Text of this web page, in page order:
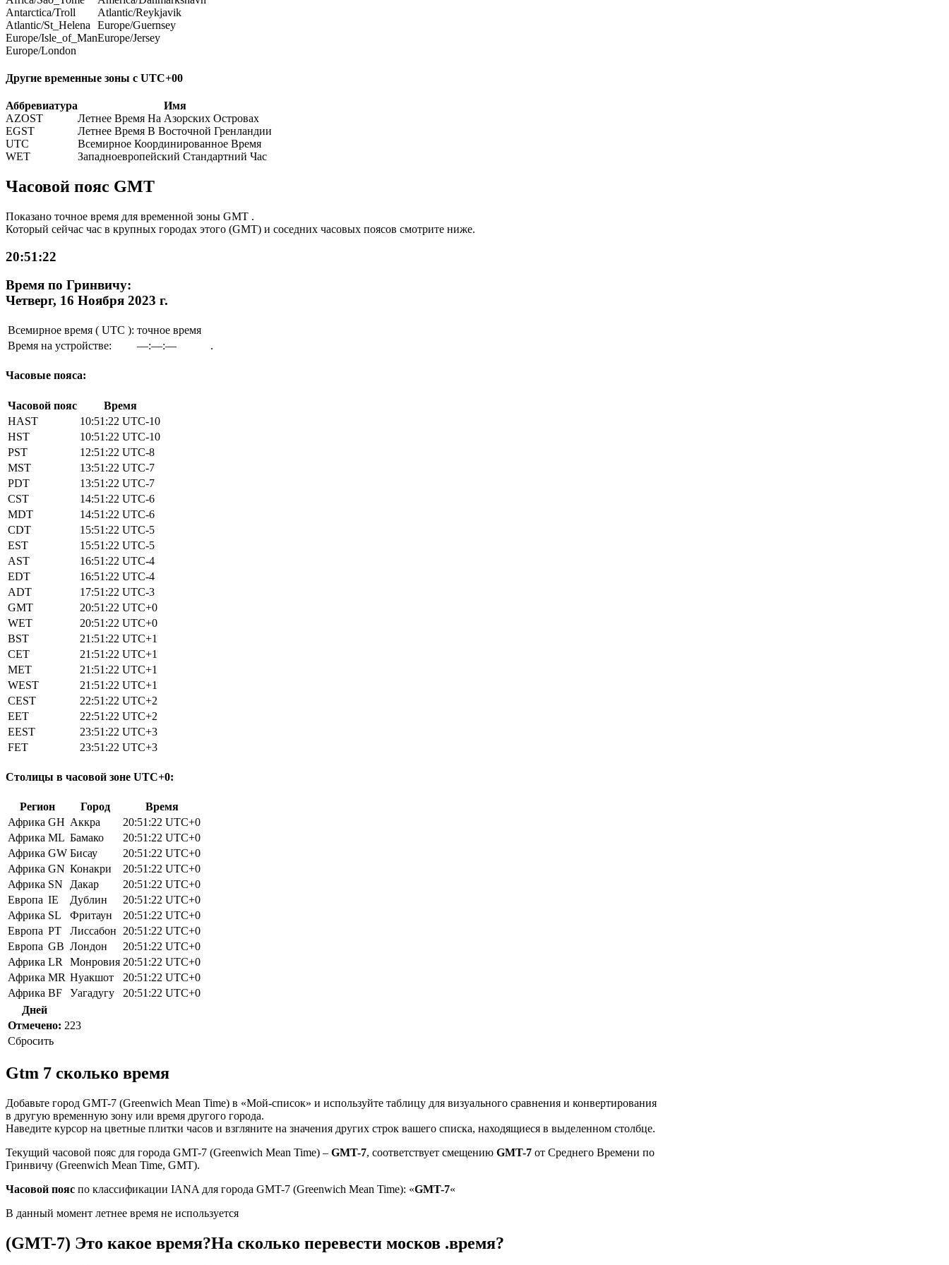
Antarctica/Troll
Atlantic/Reykjavik
Atlantic/St_Helena
Europe/Guernsey
Europe/Isle_of_ManEurope/Jersey
Europe/London
Другие временные зоны c UTC+00
Аббревиатура
Имя
AZOST
Летнее Время На Азорских Островах
EGST
Летнее Время В Восточной Гренландии
UTC
Всемирное Координированное Время
WET
Западноевропейский Стандартний Час
Часовой пояс GMT
Показано точное время для временной зоны GMT .
Который сейчас час в крупных городах этого (GMT) и соседних часовых поясов смотрите ниже.
20:51:22
Время по Гринвичу:
Четверг, 16 Ноября 2023 г.
Всемирное время ( UTC ): точное время
Время на устройстве:
—:—:— .
Часовые пояса:
Часовой пояс
Время
HAST
10:51:22 UTC-10
HST
10:51:22 UTC-10
PST
12:51:22 UTC-8
MST
13:51:22 UTC-7
PDT
13:51:22 UTC-7
CST
14:51:22 UTC-6
MDT
14:51:22 UTC-6
CDT
15:51:22 UTC-5
EST
15:51:22 UTC-5
AST
16:51:22 UTC-4
EDT
16:51:22 UTC-4
ADT
17:51:22 UTC-3
GMT
20:51:22 UTC+0
WET
20:51:22 UTC+0
BST
21:51:22 UTC+1
CET
21:51:22 UTC+1
MET
21:51:22 UTC+1
WEST
21:51:22 UTC+1
CEST
22:51:22 UTC+2
EET
22:51:22 UTC+2
EEST
23:51:22 UTC+3
FET
23:51:22 UTC+3
Столицы в часовой зоне UTC+0:
Регион Город
Время
Африка GH Аккра 20:51:22 UTC+0
Африка ML Бамако 20:51:22 UTC+0
Африка GW Бисау 20:51:22 UTC+0
Африка GN Конакри 20:51:22 UTC+0
Африка SN Дакар 20:51:22 UTC+0
Европа IE Дублин 20:51:22 UTC+0
Африка SL Фритаун 20:51:22 UTC+0
Европа PT Лиссабон 20:51:22 UTC+0
Европа GB Лондон 20:51:22 UTC+0
Африка LR Монровия 20:51:22 UTC+0
Африка MR Нуакшот 20:51:22 UTC+0
Африка BF Уагадугу 20:51:22 UTC+0
Дней
Отмечено: 223
Сбросить
Gtm 7 сколько время
Добавьте город GMT-7 (Greenwich Mean Time) в «Мой-список» и используйте таблицу для визуального сравнения и конвертирования
в другую временную зону или время другого города.
Наведите курсор на цветные плитки часов и взгляните на значения других строк вашего списка, находящиеся в выделенном столбце.
Текущий часовой пояс для города GMT-7 (Greenwich Mean Time) – GMT-7, соответствует смещению GMT-7 от Среднего Времени по
Гринвичу (Greenwich Mean Time, GMT).
Часовой пояс по классификации IANA для города GMT-7 (Greenwich Mean Time): «GMT-7«
В данный момент летнее время не используется
(GMT-7) Это какое время?На сколько перевести москов .время?